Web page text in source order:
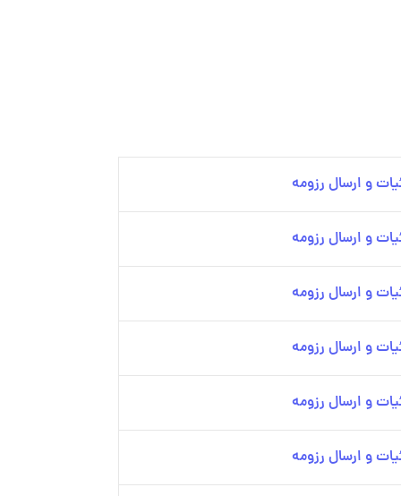
و ارسال رزومه
و ارسال رزومه
و ارسال رزومه
و ارسال رزومه
و ارسال رزومه
و ارسال رزومه